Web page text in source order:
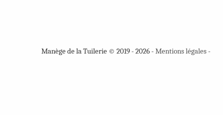
Manège de la Tuilerie © 2019 - 2026 -Mentions légales-